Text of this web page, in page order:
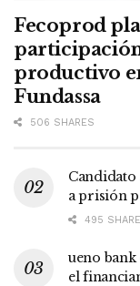
Fecoprod
productivo
Fundassa
506 SHARES
Candidato
a prisión
495
ueno bank
el